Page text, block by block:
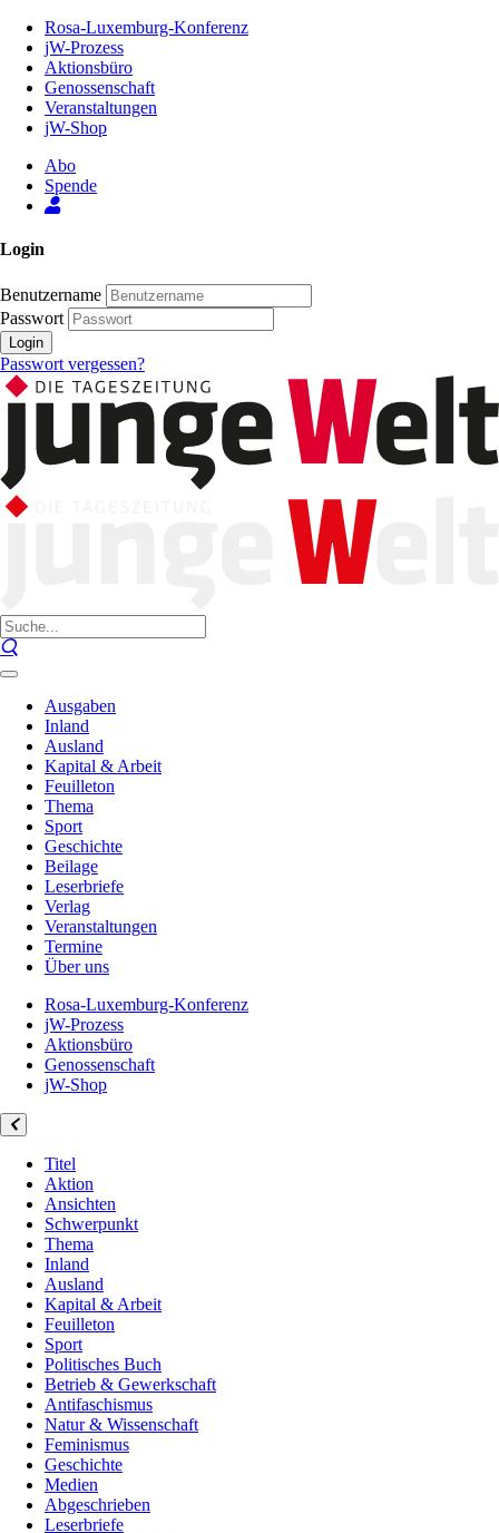
Inhalt
Seite
Rosa-Luxemburg-Konferenz
jW-Prozess
Aktionsbüro
Genossenschaft
Veranstaltungen
jW-Shop
Abo
Spende
Login
Benutzername
Passwort
Login
Passwort vergessen?
Ausgaben
Inland
Ausland
Kapital & Arbeit
Feuilleton
Thema
Sport
Geschichte
Beilage
Leserbriefe
Verlag
Veranstaltungen
Termine
Über uns
Rosa-Luxemburg-Konferenz
jW-Prozess
Aktionsbüro
Genossenschaft
jW-Shop
Titel
Aktion
Ansichten
Schwerpunkt
Thema
Inland
Ausland
Kapital & Arbeit
Feuilleton
Sport
Politisches Buch
Betrieb & Gewerkschaft
Antifaschismus
Natur & Wissenschaft
Feminismus
Geschichte
Medien
Abgeschrieben
Leserbriefe